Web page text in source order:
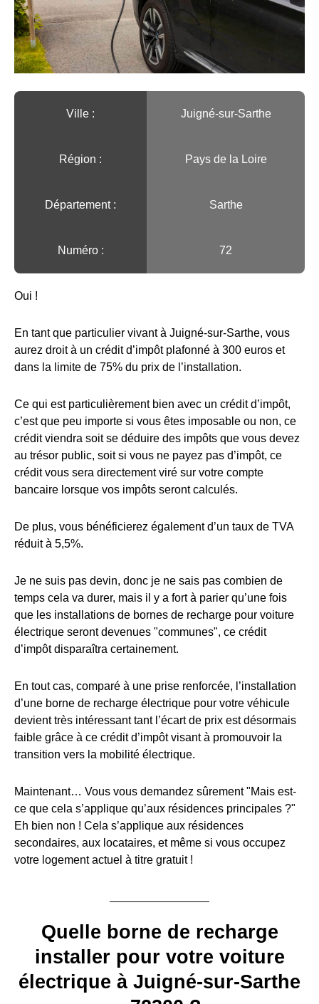
Ville :️ Juigné-sur-Sarthe
Région :️ Pays de la Loire
Département : Sarthe
Numéro : 72
Oui !
En tant que particulier vivant à Juigné-sur-Sarthe, vous
aurez droit à un crédit d’impôt plafonné à 300 euros et
dans la limite de 75% du prix de l’installation.
Ce qui est particulièrement bien avec un crédit d’impôt,
c’est que peu importe si vous êtes imposable ou non, ce
crédit viendra soit se déduire des impôts que vous devez
au trésor public, soit si vous ne payez pas d’impôt, ce
crédit vous sera directement viré sur votre compte
bancaire lorsque vos impôts seront calculés.
De plus, vous bénéficierez également d’un taux de TVA
réduit à 5,5%.
Je ne suis pas devin, donc je ne sais pas combien de
temps cela va durer, mais il y a fort à parier qu’une fois
que les installations de bornes de recharge pour voiture
électrique seront devenues "communes", ce crédit
d’impôt disparaîtra certainement.
En tout cas, comparé à une prise renforcée, l’installation
d’une borne de recharge électrique pour votre véhicule
devient très intéressant tant l’écart de prix est désormais
faible grâce à ce crédit d’impôt visant à promouvoir la
transition vers la mobilité électrique.
Maintenant… Vous vous demandez sûrement "Mais est-
ce que cela s’applique qu’aux résidences principales ?"
Eh bien non ! Cela s’applique aux résidences
secondaires, aux locataires, et même si vous occupez
votre logement actuel à titre gratuit !
Quelle borne de recharge
installer pour votre voiture
électrique à Juigné-sur-Sarthe